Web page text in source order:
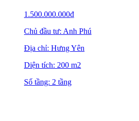
1.500.000.000₫
Chủ đầu tư: Anh Phú
Địa chỉ: Hưng Yên
Diện tích: 200 m2
Số tầng: 2 tầng